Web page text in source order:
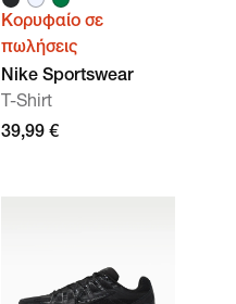
Κορυφαίο σε
πωλήσεις
Nike Sportswear
T-Shirt
39,99 €